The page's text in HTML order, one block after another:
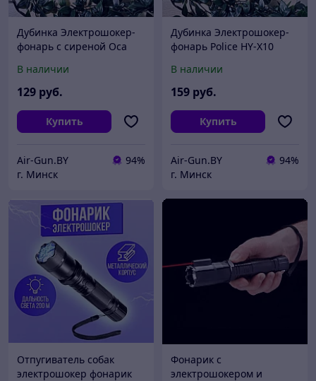
Дубинка Электрошокер-
фонарь с сиреной Оса
В наличии
129 руб.
Купить
Air-Gun.BY
94%
г. Минск
Дубинка Электрошокер-
фонарь Police HY-X10
В наличии
159 руб.
Купить
Air-Gun.BY
94%
г. Минск
Отпугиватель собак
электрошокер фонарик
Фонарик с
электрошокером и